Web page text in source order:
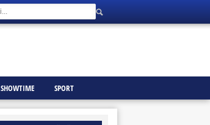
SHOWTIME SPORT